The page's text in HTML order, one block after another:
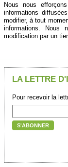
Nous nous
informations
modifier, à tout
informations. Nous
modification par un
LA LETTRE
Pour recevoir la
S'ABONNER